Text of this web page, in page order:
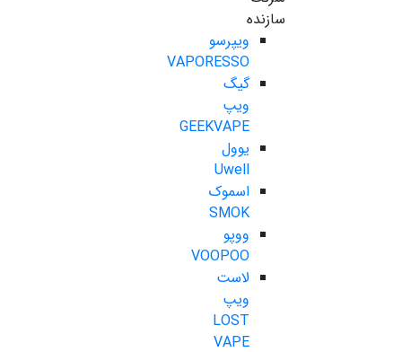
سازنده
ویپرسو
VAPORESSO
گیگ
ویپ
GEEKVAPE
یوول
Uwell
اسموک
SMOK
ووپو
VOOPOO
لاست
ویپ
LOST
VAPE